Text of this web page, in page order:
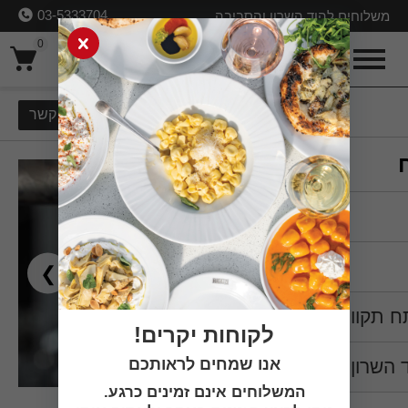
משלוחים להוד השרון והסביבה 03-5333704
0
כניסה
תקווה
השרון
אירועים ברגאצי הוד השרון ליצירת קשר
❮
לקוחות יקרים!
אנו שמחים לראותכם
המשלוחים אינם זמינים כרגע.